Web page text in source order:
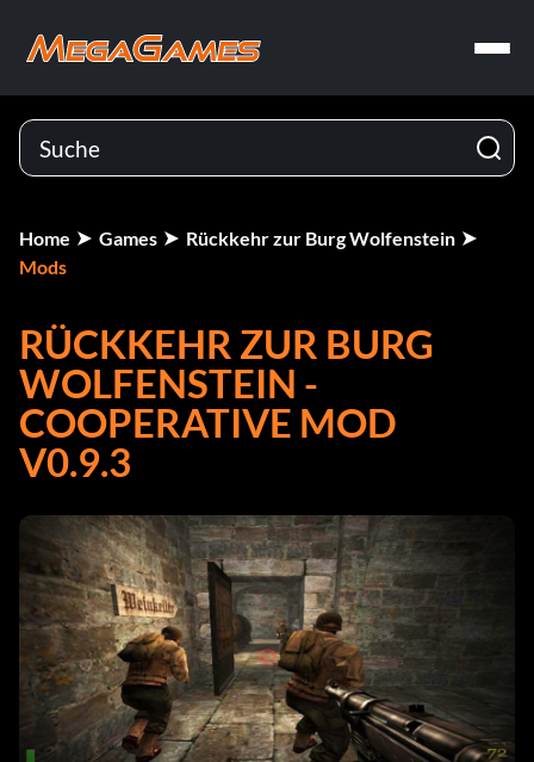
Home Games
Rückkehr zur Burg Wolfenstein
Mods
RÜCKKEHR ZUR BURG
WOLFENSTEIN -
COOPERATIVE MOD
V0.9.3